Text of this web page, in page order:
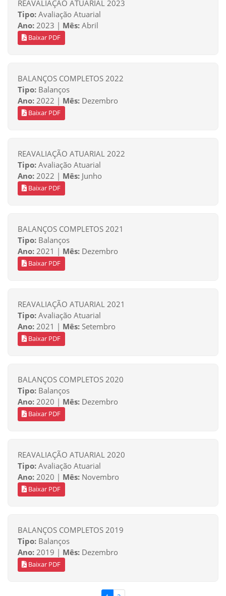
REAVALIAÇÃO ATUARIAL 2023
Tipo:Avaliação Atuarial
Ano:2023 | Mês:Abril
Baixar PDF
BALANÇOS COMPLETOS 2022
Tipo:Balanços
Ano:2022 | Mês:Dezembro
Baixar PDF
REAVALIAÇÃO ATUARIAL 2022
Tipo:Avaliação Atuarial
Ano:2022 | Mês:Junho
Baixar PDF
BALANÇOS COMPLETOS 2021
Tipo:Balanços
Ano:2021 | Mês:Dezembro
Baixar PDF
REAVALIAÇÃO ATUARIAL 2021
Tipo:Avaliação Atuarial
Ano:2021 | Mês:Setembro
Baixar PDF
BALANÇOS COMPLETOS 2020
Tipo:Balanços
Ano:2020 | Mês:Dezembro
Baixar PDF
REAVALIAÇÃO ATUARIAL 2020
Tipo:Avaliação Atuarial
Ano:2020 | Mês:Novembro
Baixar PDF
BALANÇOS COMPLETOS 2019
Tipo:Balanços
Ano:2019 | Mês:Dezembro
Baixar PDF